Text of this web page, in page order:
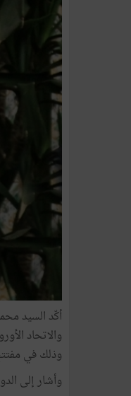
أكّد السيد
والاتحاد
وذلك في مفتتح
وأشار إلى